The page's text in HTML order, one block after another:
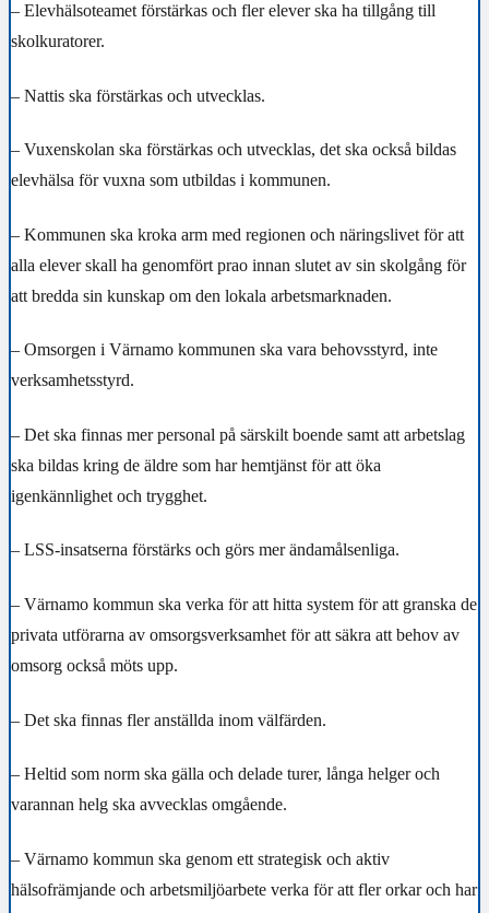
– Elevhälsoteamet förstärkas och fler elever ska ha tillgång till
skolkuratorer.
– Nattis ska förstärkas och utvecklas.
– Vuxenskolan ska förstärkas och utvecklas, det ska också bildas
elevhälsa för vuxna som utbildas i kommunen.
– Kommunen ska kroka arm med regionen och näringslivet för att
alla elever skall ha genomfört prao innan slutet av sin skolgång för
att bredda sin kunskap om den lokala arbetsmarknaden.
– Omsorgen i Värnamo kommunen ska vara behovsstyrd, inte
verksamhetsstyrd.
– Det ska finnas mer personal på särskilt boende samt att arbetslag
ska bildas kring de äldre som har hemtjänst för att öka
igenkännlighet och trygghet.
– LSS-insatserna förstärks och görs mer ändamålsenliga.
– Värnamo kommun ska verka för att hitta system för att granska de
privata utförarna av omsorgsverksamhet för att säkra att behov av
omsorg också möts upp.
– Det ska finnas fler anställda inom välfärden.
– Heltid som norm ska gälla och delade turer, långa helger och
varannan helg ska avvecklas omgående.
– Värnamo kommun ska genom ett strategisk och aktiv
hälsofrämjande och arbetsmiljöarbete verka för att fler orkar och har